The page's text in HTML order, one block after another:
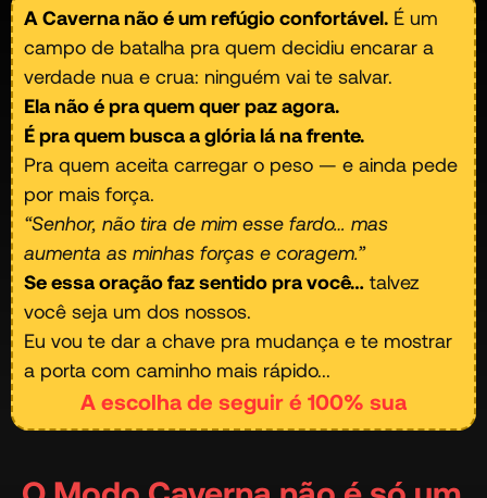
A Caverna não é um refúgio confortável. É um
campo de batalha pra quem decidiu encarar a
verdade nua e crua: ninguém vai te salvar.
Ela não é pra quem quer paz agora.
É pra quem busca a glória lá na frente.
Pra quem aceita carregar o peso — e ainda pede
por mais força.
“Senhor, não tira de mim esse fardo… mas
aumenta as minhas forças e coragem.”
Se essa oração faz sentido pra você… talvez
você seja um dos nossos.
Eu vou te dar a chave pra mudança e te mostrar
a porta com caminho mais rápido...
A escolha de seguir é 100% sua